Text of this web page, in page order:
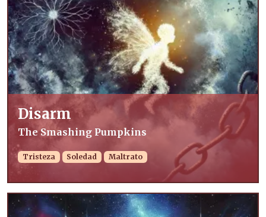
Disarm
The Smashing Pumpkins
Tristeza Soledad Maltrato